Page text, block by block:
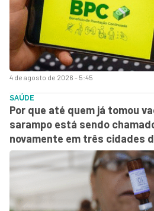
4 de agosto de 2026 - 5:45
SAÚDE
Por que até quem já tomou
sarampo está sendo
novamente em três cidades